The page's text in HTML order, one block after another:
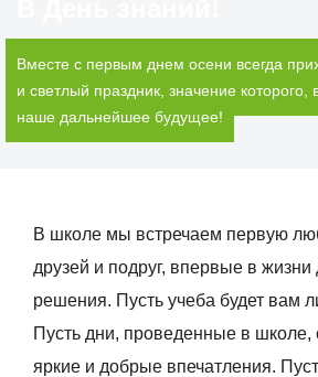
Вместе с первым днем осени всегда
и светлый праздник, значение
наше дальнейшее будущее!
В школе мы встречаем первую
друзей и подруг, впервые в
решения. Пусть учеба будет вам
Пусть дни, проведенные в школе,
яркие и добрые впечатления.